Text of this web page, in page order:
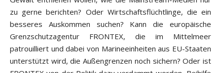
zu gerne berichten? Oder Wirtschaftsflüchtlinge, die ein
besseres Auskommen suchen? Kann die europäische
Grenzschutzagentur FRONTEX, die im Mittelmeer
patrouilliert und dabei von Marineeinheiten aus EU-Staaten
unterstützt wird, die Außengrenzen noch sichern? Oder ist